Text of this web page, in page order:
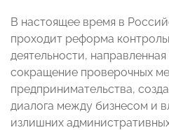
В настоящее время в
проходит реформа
деятельности,
сокращение проверочных
предпринимательства,
диалога между бизнесом и
излишних